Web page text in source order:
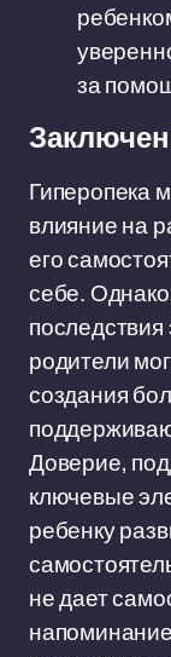
за
Гиперопека
влияние на
его
себе.
последствия
родители
создания
Доверие,
ключевые
ребенку
не дает